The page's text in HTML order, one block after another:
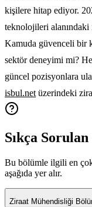
kişilere hitap ediyor.
teknolojileri alanındaki
Kamuda güvenceli bir
sektör deneyimi mi?
güncel pozisyonlara
isbul.net üzerindeki
Sıkça
Bu bölümle ilgili en çok
aşağıda yer alır.
Ziraat Mühendisliği